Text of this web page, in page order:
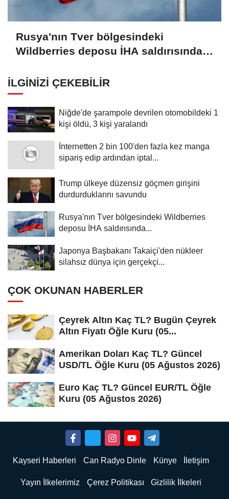
Rusya'nın Tver bölgesindeki
Wildberries deposu İHA saldırısında
İLGINIZI ÇEKEBILIR
Niğde'de şarampole devrilen otomobildeki 1
kişi öldü, 3 kişi yaralandı
İnternetten 2 bin 100'den fazla kez manga
sipariş edip ardından iptal...
Trump ülkeye düzensiz göçmen girişini
durdurduklarını savundu
Rusya'nın Tver bölgesindeki Wildberries
deposu İHA saldırısında...
Japonya Başbakanı Takaiçi'den nükleer
silahsız dünya için gerçekçi...
ÇOK OKUNAN HABERLER
Çeyrek Altın Kaç TL? Bugün Çeyrek
Altın Fiyatı Öğle Kuru (05...
Amerikan Doları Kaç TL? Güncel
USD/TL Öğle Kuru (05 Ağustos 2026)
Euro Kaç TL? Güncel EUR/TL Öğle
Kuru (05 Ağustos 2026)
Kayseri Haberleri Can Radyo Dinle Künye İletişim
Yayın İlkelerimiz Çerez Politikası Gizlilik İlkeleri